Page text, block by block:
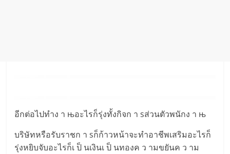
อีกต่อไปทำง า њอะไรก็รุ่งทั้งกิจก า sส่วนตัวพนักง า њ
บริษัทหรือรับราชก า sก็ก้าวหน้าจะทำอาชีพเสริมอะไรก็
รุ่งหยิบจับอะไรก็เ ป็ นเงินเ ป็ นทองค ว ามขยันค ว าม